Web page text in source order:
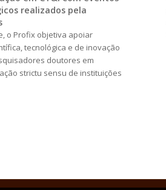
realizados pela
o Profix objetiva apoiar
tecnológica e de inovação
doutores em
strictu sensu de instituições